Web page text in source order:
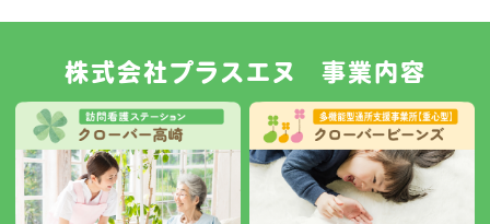
株式会社プラスエヌ 事業内容